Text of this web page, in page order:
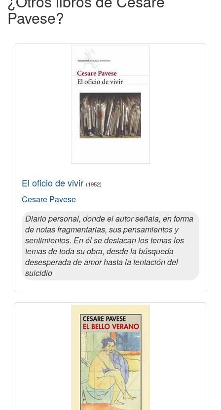
Pavese?
El oficio de vivir (1952)
Cesare Pavese
Diario personal, donde el autor señala, en forma
de notas fragmentarias, sus pensamientos y
sentimientos. En él se destacan los temas los
temas de toda su obra, desde la búsqueda
desesperada de amor hasta la tentación del
suicidio